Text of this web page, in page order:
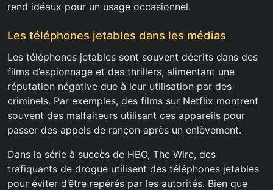
rend idéaux pour un usage occasionnel.
Les téléphones jetables dans les médias
Les téléphones jetables sont souvent décrits dans des
films d’espionnage et des thrillers, alimentant une
réputation négative due à leur utilisation par des
criminels. Par exemples, des films sur Netflix montrent
souvent des malfaiteurs utilisant ces appareils pour
passer des appels de rançon après un enlèvement.
Dans la série à succès de HBO, The Wire, des
trafiquants de drogue utilisent des téléphones jetables
pour éviter d’être repérés par les autorités. Bien que